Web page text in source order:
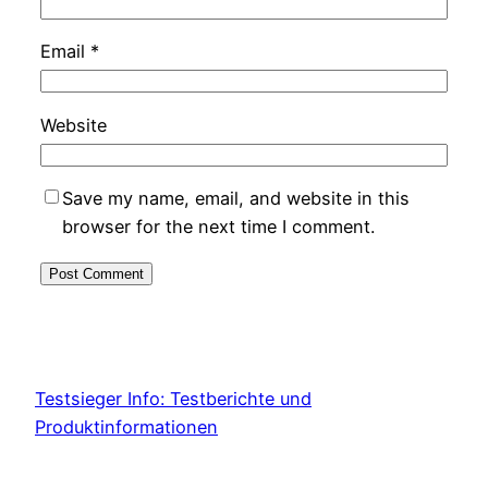
Email *
Website
Save my name, email, and website in this
browser for the next time I comment.
Testsieger Info: Testberichte und
Produktinformationen